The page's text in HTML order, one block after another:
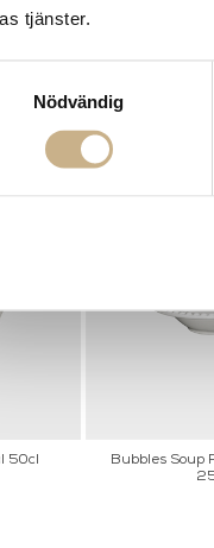
tjänster.
Nödvändig
50cl
Bubbles Soup